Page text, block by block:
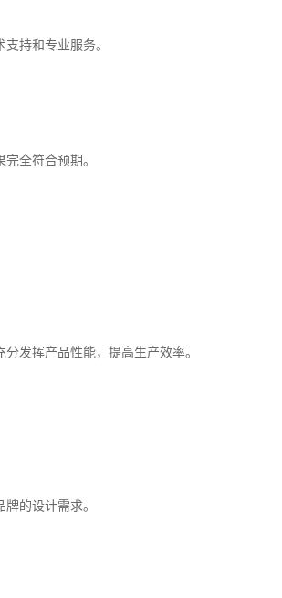
持和专业服务。
全符合预期。
发挥产品性能，提高生产效率。
的设计需求。